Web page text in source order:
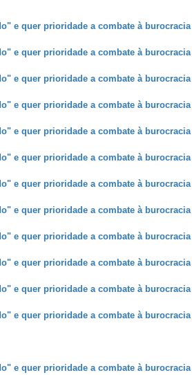
e quer prioridade a combate à burocracia
e quer prioridade a combate à burocracia
e quer prioridade a combate à burocracia
e quer prioridade a combate à burocracia
e quer prioridade a combate à burocracia
e quer prioridade a combate à burocracia
e quer prioridade a combate à burocracia
e quer prioridade a combate à burocracia
e quer prioridade a combate à burocracia
e quer prioridade a combate à burocracia
e quer prioridade a combate à burocracia
e quer prioridade a combate à burocracia
e quer prioridade a combate à burocracia